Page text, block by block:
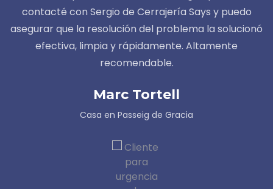
contacté con Sergio de Cerrajería Says y puedo
asegurar que la resolución del problema la solucionó
efectiva, limpia y rápidamente. Altamente
recomendable.
Marc Tortell
Casa en Passeig de Gracia